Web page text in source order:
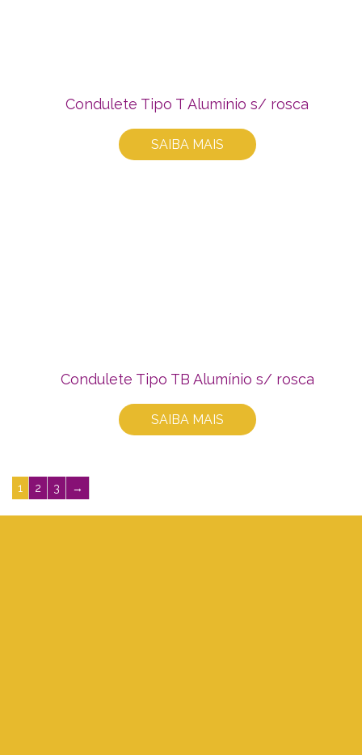
Condulete Tipo T Alumínio s/ rosca
SAIBA MAIS
Condulete Tipo TB Alumínio s/ rosca
SAIBA MAIS
1 2 3 →